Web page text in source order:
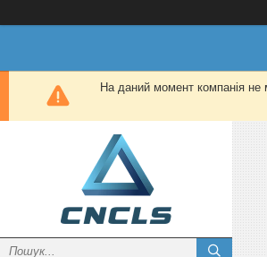
На даний момент компанія не